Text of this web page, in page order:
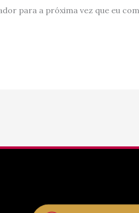
para a próxima vez que eu